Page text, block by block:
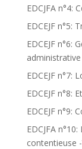
EDCJFA n°4:
EDCEJF n°5:
EDCEJF n°6:
EDCEJF n°7:
EDCEJF n°8:
EDCEJF n°9:
EDCJFA
contentieuse